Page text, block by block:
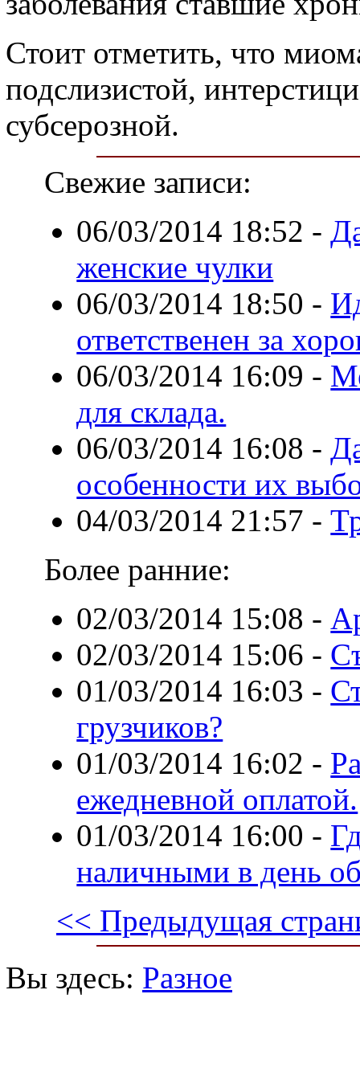
Стоит отметить, что
подслизистой,
субсерозной.
Свежие записи:
06/03/2014 18:52 -
женские чулки
06/03/2014 18:50 -
ответственен за
06/03/2014 16:09 -
для склада.
06/03/2014 16:08 -
особенности их
04/03/2014 21:57 -
Более ранние:
02/03/2014 15:08 -
02/03/2014 15:06 -
01/03/2014 16:03 -
грузчиков?
01/03/2014 16:02 -
ежедневной оплатой.
01/03/2014 16:00 -
наличными в день
<< Предыдущая
Вы здесь: Разное